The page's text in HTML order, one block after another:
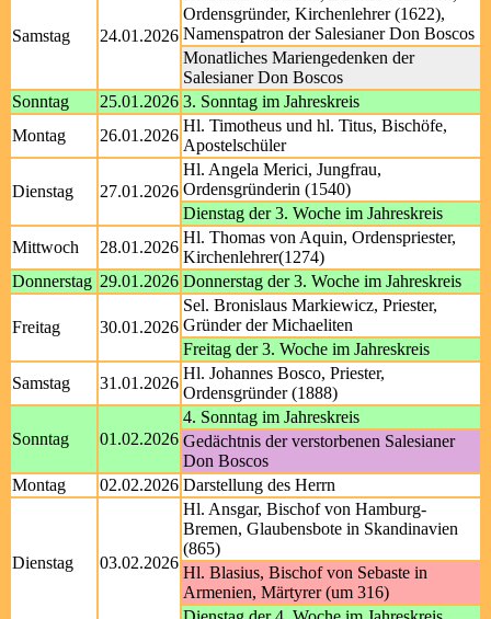
Samstag 24.01.2026
Ordensgründer, Kirchenlehrer (1622),
Namenspatron der Salesianer Don Boscos
Monatliches Mariengedenken der
Salesianer Don Boscos
Sonntag
25.01.2026 3. Sonntag im Jahreskreis
Montag
26.01.2026
Hl. Timotheus und hl. Titus, Bischöfe,
Apostelschüler
Dienstag 27.01.2026
Hl. Angela Merici, Jungfrau,
Ordensgründerin (1540)
Dienstag der 3. Woche im Jahreskreis
Mittwoch
28.01.2026
Hl. Thomas von Aquin, Ordenspriester,
Kirchenlehrer(1274)
Donnerstag 29.01.2026 Donnerstag der 3. Woche im Jahreskreis
Freitag 30.01.2026
Sel. Bronislaus Markiewicz, Priester,
Gründer der Michaeliten
Freitag der 3. Woche im Jahreskreis
Samstag
31.01.2026
Hl. Johannes Bosco, Priester,
Ordensgründer (1888)
Sonntag 01.02.2026
4. Sonntag im Jahreskreis
Gedächtnis der verstorbenen Salesianer
Don Boscos
Montag
02.02.2026 Darstellung des Herrn
Dienstag 03.02.2026
Hl. Ansgar, Bischof von Hamburg-
Bremen, Glaubensbote in Skandinavien
(865)
Hl. Blasius, Bischof von Sebaste in
Armenien, Märtyrer (um 316)